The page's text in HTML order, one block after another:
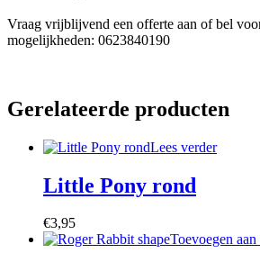
Vraag vrijblijvend een offerte aan of bel
mogelijkheden: 0623840190
Gerelateerde producten
Lees verder
Little Pony rond
€3,95
Toevoegen